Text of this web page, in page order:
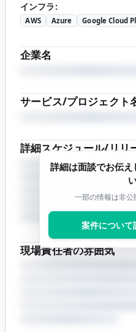
インフラ:
AWS Azure Google Cloud
企業名
サービス/プロジェクト
詳細スケジュール/リリ
現場責任者の雰囲気
詳細は面談でお伝
一部の情報は非
案件について